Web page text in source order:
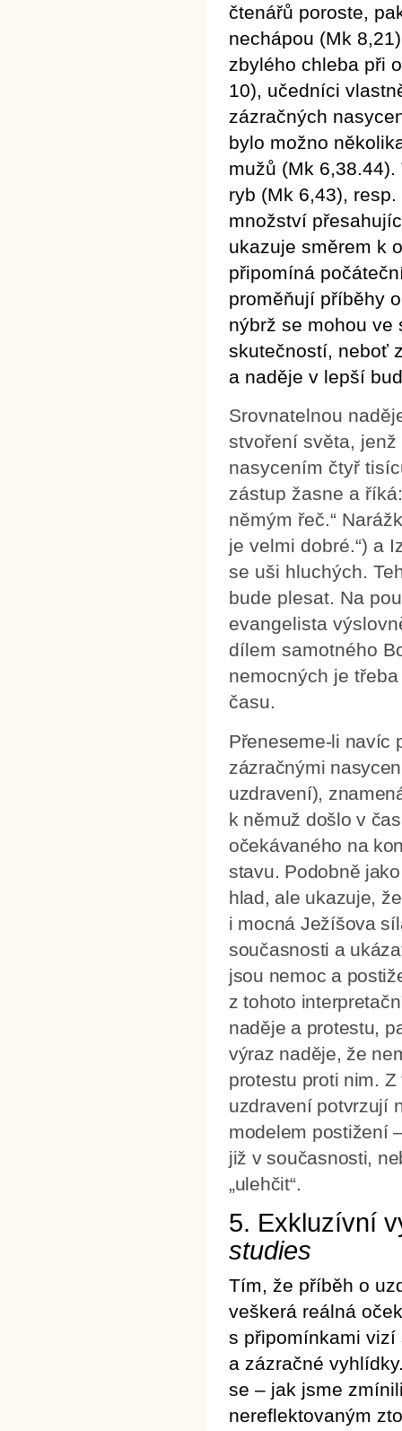
čtenářů poroste,
nechápou (Mk
zbylého chleba při
10), učedníci
zázračných
bylo možno
mužů (Mk
ryb (Mk 6,43),
množství
ukazuje směrem k
připomíná
proměňují příběhy
nýbrž se mohou ve
skutečností, neboť
a naděje v lepší
Srovnatelnou
stvoření světa,
nasycením čtyř
zástup žasne a
němým řeč.“
je velmi dobré.“) a
se uši hluchých.
bude plesat. Na
evangelista
dílem samotného
nemocných je
času.
Přeneseme-li navíc
zázračnými
uzdravení),
k němuž došlo v
očekávaného na
stavu. Podobně
hlad, ale ukazuje,
i mocná Ježíšova
současnosti a
jsou nemoc a
z tohoto
naděje a protestu,
výraz naděje, že
protestu proti nim.
uzdravení potvrzují
modelem postižení
již v současnosti,
„ulehčit“.
5. Exkluzívní
studies
Tím, že příběh o
veškerá reálná
s připomínkami vizí
a zázračné
se – jak jsme
nereflektovaným